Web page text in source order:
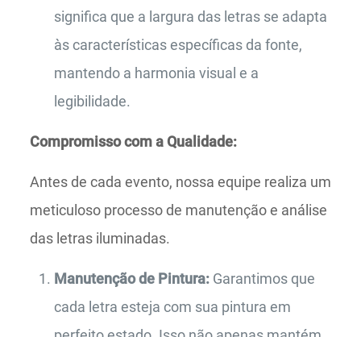
significa que a largura das letras se adapta
às características específicas da fonte,
mantendo a harmonia visual e a
legibilidade.
Compromisso com a Qualidade:
Antes de cada evento, nossa equipe realiza um
meticuloso processo de manutenção e análise
das letras iluminadas.
Manutenção de Pintura:Garantimos que
cada letra esteja com sua pintura em